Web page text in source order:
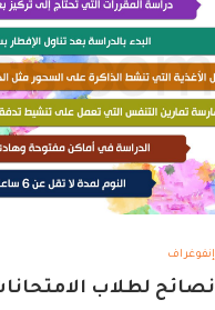
إنفوغراف
نصائح لطلاب